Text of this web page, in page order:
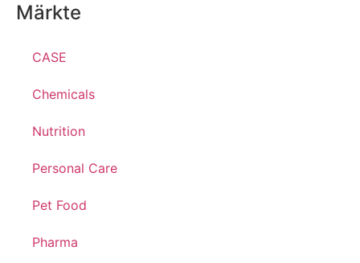
Märkte
CASE
Chemicals
Nutrition
Personal Care
Pet Food
Pharma